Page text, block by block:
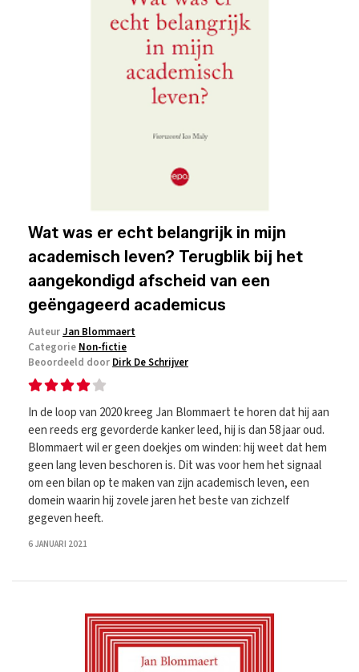
Wat was er echt belangrijk in mijn
academisch leven? Terugblik bij het
aangekondigd afscheid van een
geëngageerd academicus
AuteurJan Blommaert
Categorie Non-fictie
Beoordeeld door Dirk De Schrijver
In de loop van 2020 kreeg Jan Blommaert te horen dat hij aan
een reeds erg gevorderde kanker leed, hij is dan 58 jaar oud.
Blommaert wil er geen doekjes om winden: hij weet dat hem
geen lang leven beschoren is. Dit was voor hem het signaal
om een bilan op te maken van zijn academisch leven, een
domein waarin hij zovele jaren het beste van zichzelf
gegeven heeft.
6 JANUARI 2021